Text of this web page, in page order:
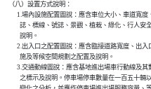
    （八）設置方式說明：
1.場內設施配置圖說：應含車位大小、車道
誌、標線、號誌、景觀、植栽、綠化、行人
            說明。
2.出入口之配置圖說：應含臨接道路寬度、
            施及等候空間規劃之配置及說明。
3.交通動線圖說：應含基地進出場車行動線
之標示及說明。停車場停車數量在一百五十